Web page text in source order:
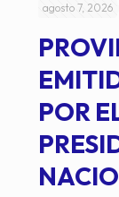
agosto 7, 2026
POR